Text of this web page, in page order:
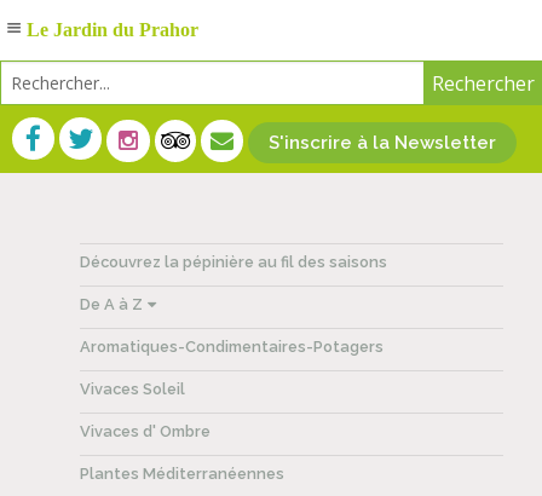
S'inscrire à la Newsletter
Découvrez la pépinière au fil des saisons
De A à Z
Aromatiques-Condimentaires-Potagers
Vivaces Soleil
Vivaces d' Ombre
Plantes Méditerranéennes
Le Jardin du Prahor